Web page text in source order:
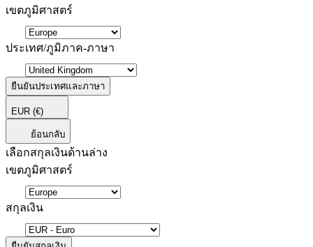
เขตภูมิศาสตร์
ประเทศ/ภูมิภาค-ภาษา
ยืนยันประเทศและภาษา
EUR (€)
ย้อนกลับ
เลือกสกุลเงินด้านล่าง
เขตภูมิศาสตร์
สกุลเงิน